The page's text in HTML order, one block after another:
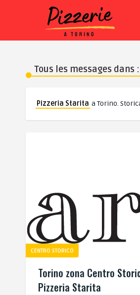
Tous les messages dans
Pizzeria Starita a Torino.
CENTRO STORICO
Torino zona Centro
Pizzeria Starita